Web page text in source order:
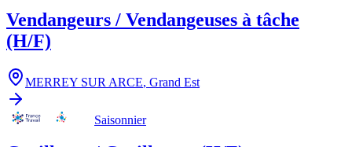
Vendangeurs / Vendangeuses à tâche
(H/F)
MERREY SUR ARCE, Grand Est
Saisonnier